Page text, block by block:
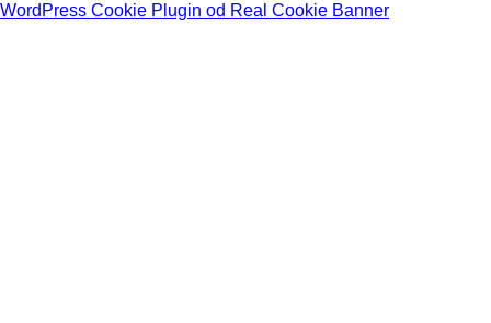
WordPress Cookie Plugin od Real Cookie Banner